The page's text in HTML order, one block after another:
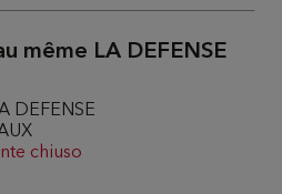
même LA DEFENSE
DEFENSE
chiuso